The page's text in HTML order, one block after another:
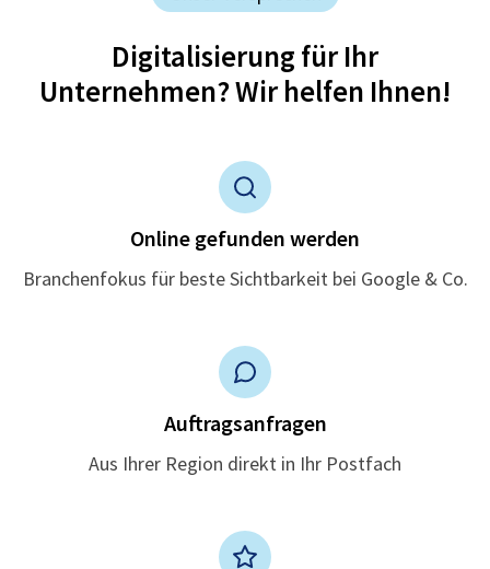
Digitalisierung für Ihr
Unternehmen? Wir helfen Ihnen!
Online gefunden werden
Branchenfokus für beste Sichtbarkeit bei Google & Co.
Auftragsanfragen
Aus Ihrer Region direkt in Ihr Postfach